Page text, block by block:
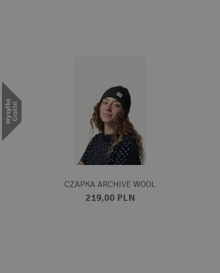
CZAPKA ARCHIVE WOOL
219,00 PLN